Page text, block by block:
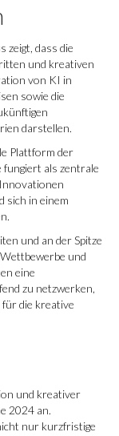
zeigt, dass die
und kreativen
von KI in
sowie die
darstellen.
Plattform der
fungiert als zentrale
sich in einem
und an der Spitze
und
eine
zu netzwerken,
die kreative
und kreativer
2024 an.
nur kurzfristige